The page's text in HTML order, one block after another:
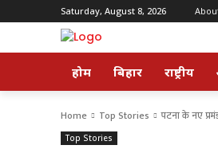
Saturday, August 8, 2026
होम बिहार राष्ट्रीय
Home Top Stories पटना के नए
Top Stories